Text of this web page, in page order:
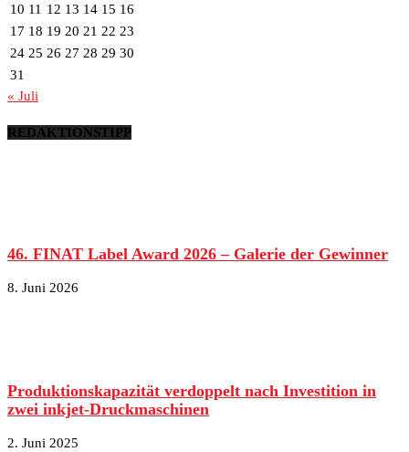
10 11 12 13 14 15 16
17 18 19 20 21 22 23
24 25 26 27 28 29 30
31
« Juli
REDAKTIONSTIPP
46. FINAT Label Award 2026 – Galerie der Gewinner
8. Juni 2026
Produktionskapazität verdoppelt nach Investition in
zwei inkjet-Druckmaschinen
2. Juni 2025